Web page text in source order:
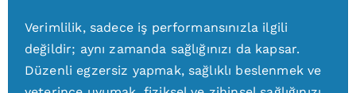
Verimlilik, sadece iş performansınızla ilgili
değildir; aynı zamanda sağlığınızı da kapsar.
Düzenli egzersiz yapmak, sağlıklı beslenmek ve